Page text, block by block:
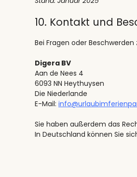
10. Kontakt und
Bei Fragen oder
Digera BV
Aan de Nees 4
6093 NN Heythuysen
Die Niederlande
E-Mail:
Sie haben außerdem das
In Deutschland können Sie